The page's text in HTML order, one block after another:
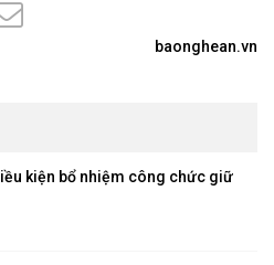
baonghean.vn
kiện bổ nhiệm công chức giữ